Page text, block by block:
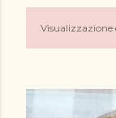
PVisualizzazione